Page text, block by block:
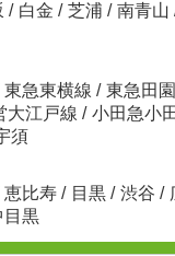
/ 白金 / 芝浦 / 南青山
東急東横線 / 東急田
大江戸線 / 小田急小
須
恵比寿 / 目黒 / 渋谷 /
目黒